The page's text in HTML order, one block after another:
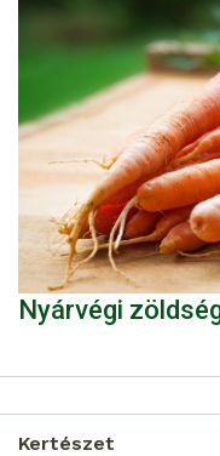
Nyárvégi
Kertészet